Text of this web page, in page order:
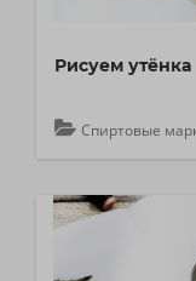
Рисуем утёнка
Спиртовые